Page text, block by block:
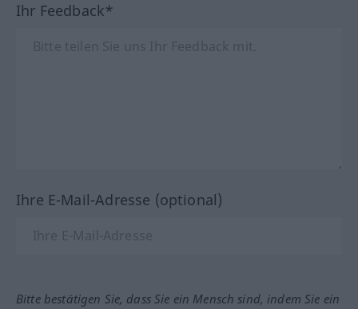
Ihr Feedback*
Ihre E-Mail-Adresse (optional)
Bitte bestätigen Sie, dass Sie ein Mensch sind, indem Sie ein